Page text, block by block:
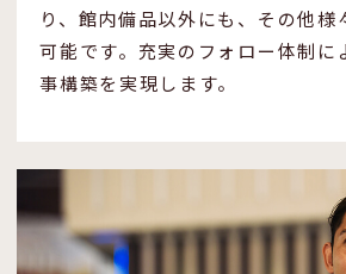
り、館内備品以外にも、その他様
可能です。充実のフォロー体制に
事構築を実現します。